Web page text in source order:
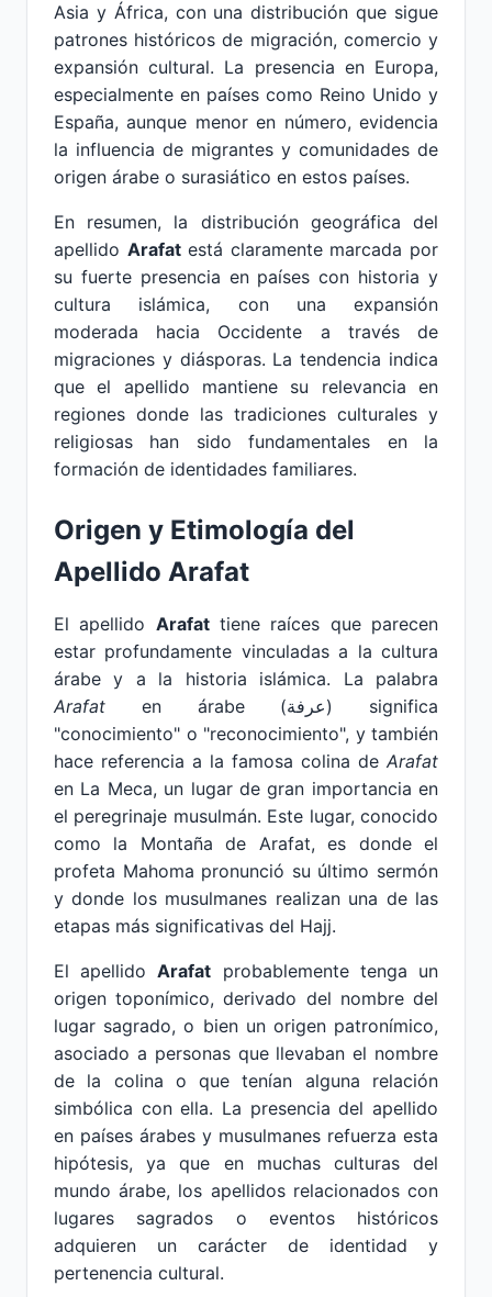
Asia y África, con una distribución que sigue
patrones históricos de migración, comercio y
expansión cultural. La presencia en Europa,
especialmente en países como Reino Unido y
España, aunque menor en número, evidencia
la influencia de migrantes y comunidades de
origen árabe o surasiático en estos países.
En resumen, la distribución geográfica del
apellido Arafatestá claramente marcada por
su fuerte presencia en países con historia y
cultura islámica, con una expansión
moderada hacia Occidente a través de
migraciones y diásporas. La tendencia indica
que el apellido mantiene su relevancia en
regiones donde las tradiciones culturales y
religiosas han sido fundamentales en la
formación de identidades familiares.
Origen y Etimología del
Apellido Arafat
El apellido Arafattiene raíces que parecen
estar profundamente vinculadas a la cultura
árabe y a la historia islámica. La palabra
Arafat en árabe (عرفة) significa
"conocimiento" o "reconocimiento", y también
hace referencia a la famosa colina de Arafat
en La Meca, un lugar de gran importancia en
el peregrinaje musulmán. Este lugar, conocido
como la Montaña de Arafat, es donde el
profeta Mahoma pronunció su último sermón
y donde los musulmanes realizan una de las
etapas más significativas del Hajj.
El apellidoArafat probablemente tenga un
origen toponímico, derivado del nombre del
lugar sagrado, o bien un origen patronímico,
asociado a personas que llevaban el nombre
de la colina o que tenían alguna relación
simbólica con ella. La presencia del apellido
en países árabes y musulmanes refuerza esta
hipótesis, ya que en muchas culturas del
mundo árabe, los apellidos relacionados con
lugares sagrados o eventos históricos
adquieren un carácter de identidad y
pertenencia cultural.